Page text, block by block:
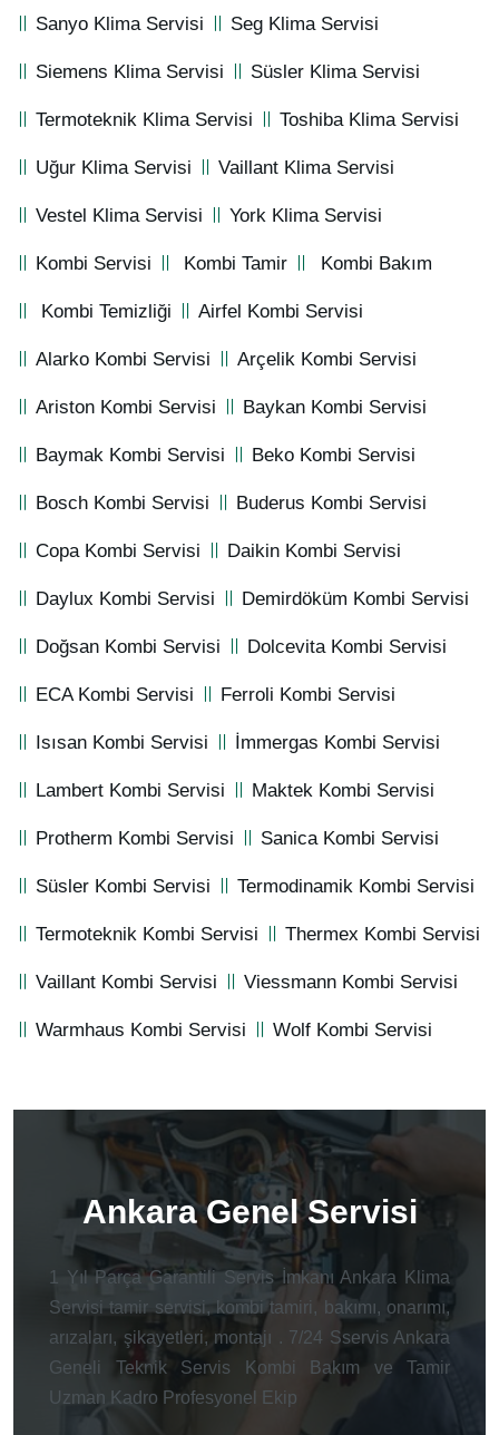
Sanyo Klima Servisi Seg Klima Servisi
Siemens Klima Servisi Süsler Klima Servisi
Termoteknik Klima Servisi Toshiba Klima Servisi
Uğur Klima Servisi Vaillant Klima Servisi
Vestel Klima Servisi York Klima Servisi
Kombi Servisi Kombi Tamir Kombi Bakım
Kombi Temizliği Airfel Kombi Servisi
Alarko Kombi Servisi Arçelik Kombi Servisi
Ariston Kombi Servisi Baykan Kombi Servisi
Baymak Kombi Servisi Beko Kombi Servisi
Bosch Kombi Servisi Buderus Kombi Servisi
Copa Kombi Servisi Daikin Kombi Servisi
Daylux Kombi Servisi Demirdöküm Kombi Servisi
Doğsan Kombi Servisi Dolcevita Kombi Servisi
ECA Kombi Servisi Ferroli Kombi Servisi
Isısan Kombi Servisi İmmergas Kombi Servisi
Lambert Kombi Servisi Maktek Kombi Servisi
Protherm Kombi Servisi Sanica Kombi Servisi
Süsler Kombi Servisi Termodinamik Kombi Servisi
Termoteknik Kombi Servisi Thermex Kombi Servisi
Vaillant Kombi Servisi Viessmann Kombi Servisi
Warmhaus Kombi Servisi Wolf Kombi Servisi
Ankara Genel Servisi
1 Yıl Parça Garantili Servis İmkanı Ankara Klima
Servisi tamir servisi, kombi tamiri, bakımı, onarımı,
arızaları, şikayetleri, montajı . 7/24 Sservis Ankara
Geneli Teknik Servis Kombi Bakım ve Tamir
Uzman Kadro Profesyonel Ekip